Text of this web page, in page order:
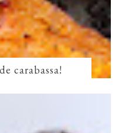
carabassa!